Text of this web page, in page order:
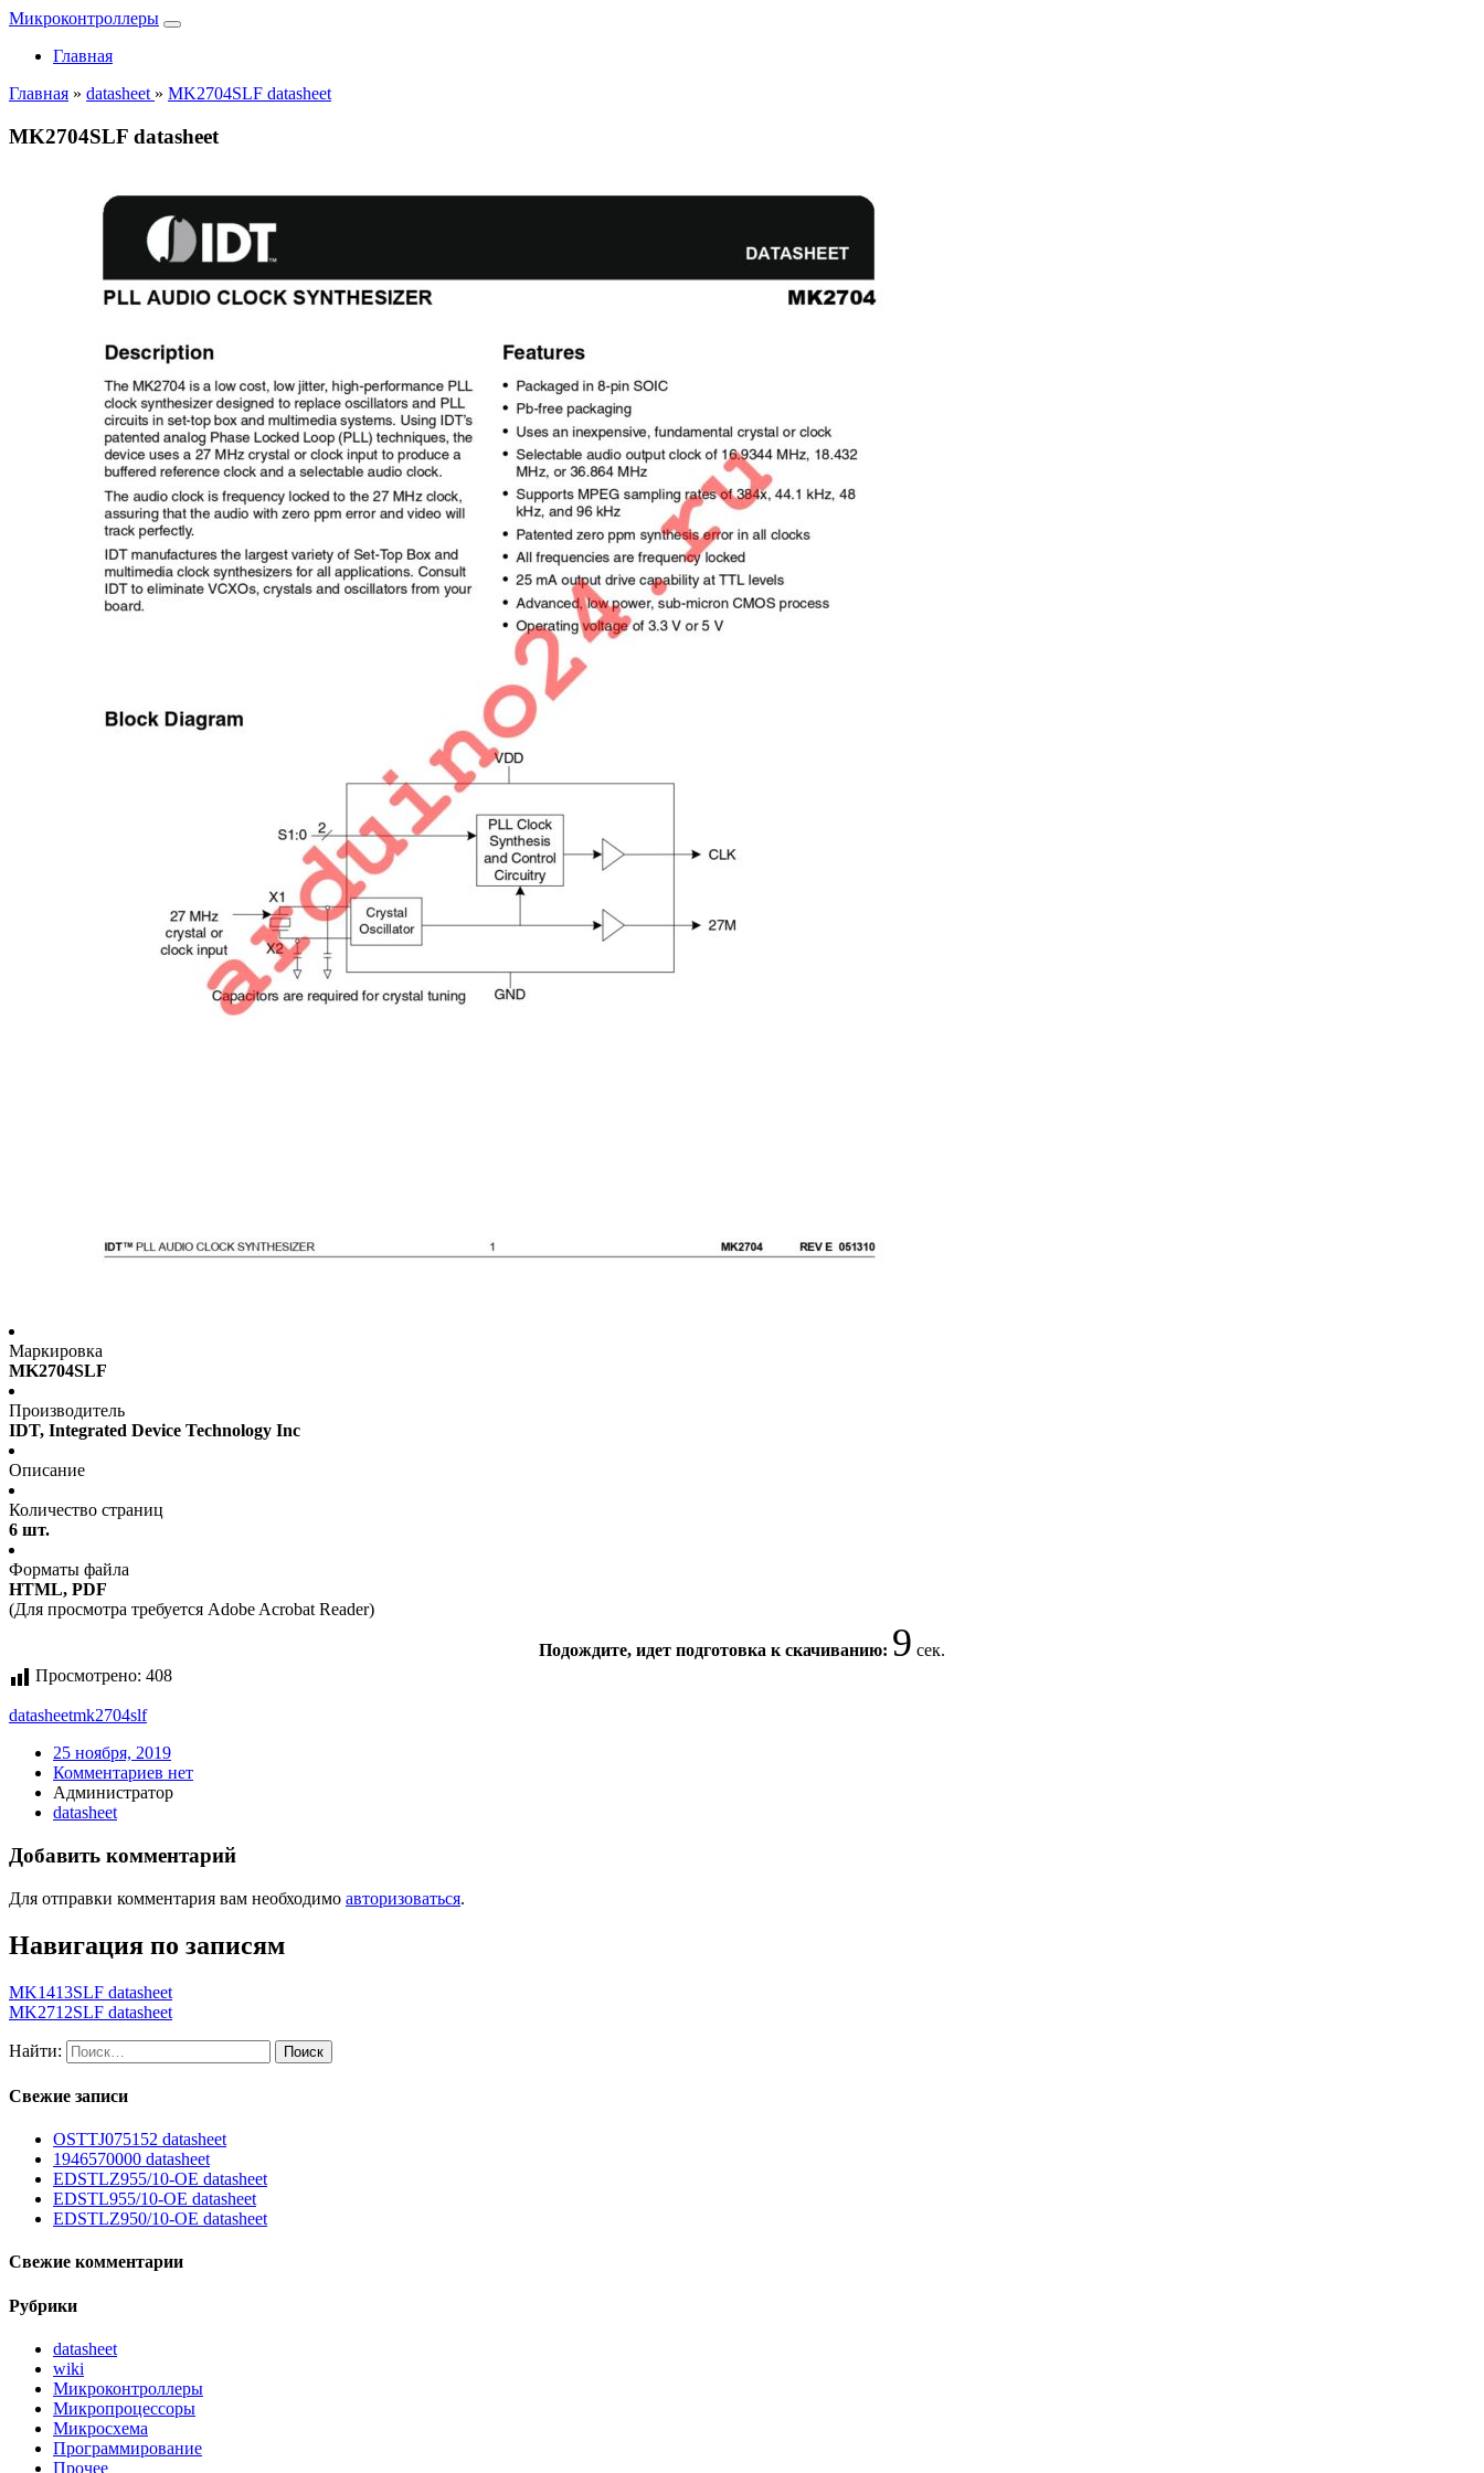
Микроконтроллеры
Главная
Главная » datasheet » MK2704SLF datasheet
MK2704SLF datasheet
Маркировка
MK2704SLF
Производитель
IDT, Integrated Device Technology Inc
Описание
Количество страниц
6 шт.
Форматы файла
HTML, PDF
(Для просмотра требуется Adobe Acrobat Reader)
Подождите, идет подготовка к скачиванию: 9 сек.
Просмотрено: 408
datasheetmk2704slf
25 ноября, 2019
Комментариев нет
Администратор
datasheet
Добавить комментарий
Для отправки комментария вам необходимо авторизоваться.
Навигация по записям
MK1413SLF datasheet
MK2712SLF datasheet
Найти:
Свежие записи
OSTTJ075152 datasheet
1946570000 datasheet
EDSTLZ955/10-OE datasheet
EDSTL955/10-OE datasheet
EDSTLZ950/10-OE datasheet
Свежие комментарии
Рубрики
datasheet
wiki
Микроконтроллеры
Микропроцессоры
Микросхема
Программирование
Прочее